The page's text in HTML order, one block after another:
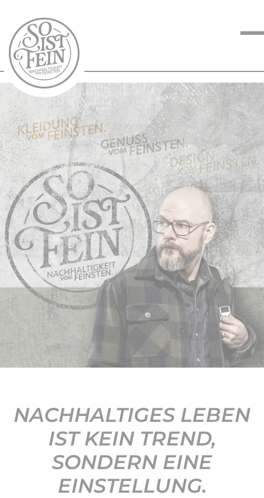
NACHHALTIGKEIT
VOM FEINSTEN
KOCHEN VOM
FEINSTEN
BLOG
KONTAKT
NACHHALTIGES LEBEN
IST KEIN TREND,
SONDERN EINE
EINSTELLUNG.